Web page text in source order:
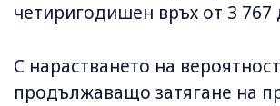
четиригодишен връх от 3 767
С нарастването на
продължаващо затягане на